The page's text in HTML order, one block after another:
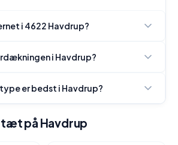
i 4622 Havdrup?
i Havdrup?
er bedst i Havdrup?
på Havdrup